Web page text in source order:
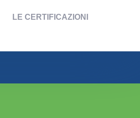
LE CERTIFICAZIONI